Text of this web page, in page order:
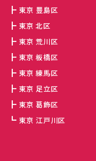
東京 豊島区
東京 北区
東京 荒川区
東京 板橋区
東京 練馬区
東京 足立区
東京 葛飾区
東京 江戸川区